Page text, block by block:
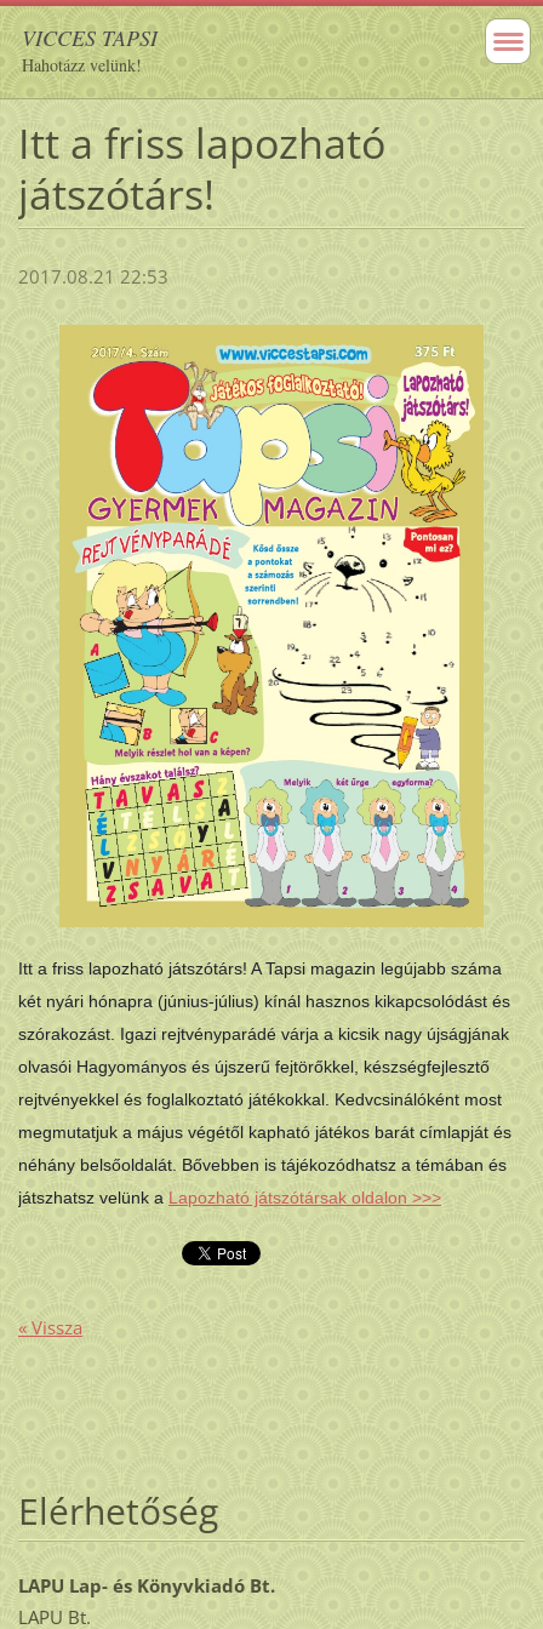
VICCES TAPSI
Hahotázz velünk!
Itt a friss lapozható
játszótárs!
2017.08.21 22:53
Itt a friss lapozható játszótárs! A Tapsi magazin legújabb száma
két nyári hónapra (június-július) kínál hasznos kikapcsolódást és
szórakozást. Igazi rejtvényparádé várja a kicsik nagy újságjának
olvasói Hagyományos és újszerű fejtörőkkel, készségfejlesztő
rejtvényekkel és foglalkoztató játékokkal. Kedvcsinálóként most
megmutatjuk a május végétől kapható játékos barát címlapját és
néhány belsőoldalát. Bővebben is tájékozódhatsz a témában és
játszhatsz velünk a Lapozható játszótársak oldalon >>>
« Vissza
Elérhetőség
LAPU Lap- és Könyvkiadó Bt.
LAPU Bt.